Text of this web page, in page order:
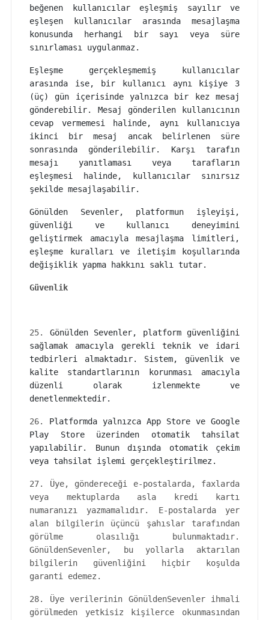
beğenen kullanıcılar eşleşmiş sayılır ve
eşleşen kullanıcılar arasında mesajlaşma
konusunda herhangi bir sayı veya süre
sınırlaması uygulanmaz.
Eşleşme gerçekleşmemiş kullanıcılar
arasında ise, bir kullanıcı aynı kişiye 3
(üç) gün içerisinde yalnızca bir kez mesaj
gönderebilir. Mesaj gönderilen kullanıcının
cevap vermemesi halinde, aynı kullanıcıya
ikinci bir mesaj ancak belirlenen süre
sonrasında gönderilebilir. Karşı tarafın
mesajı yanıtlaması veya tarafların
eşleşmesi halinde, kullanıcılar sınırsız
şekilde mesajlaşabilir.
Gönülden Sevenler, platformun işleyişi,
güvenliği ve kullanıcı deneyimini
geliştirmek amacıyla mesajlaşma limitleri,
eşleşme kuralları ve iletişim koşullarında
değişiklik yapma hakkını saklı tutar.
Güvenlik
25. Gönülden Sevenler, platform güvenliğini
sağlamak amacıyla gerekli teknik ve idari
tedbirleri almaktadır. Sistem, güvenlik ve
kalite standartlarının korunması amacıyla
düzenli olarak izlenmekte ve
denetlenmektedir.
26. Platformda yalnızca App Store ve Google
Play Store üzerinden otomatik tahsilat
yapılabilir. Bunun dışında otomatik çekim
veya tahsilat işlemi gerçekleştirilmez.
27. Üye, göndereceği e-postalarda, faxlarda
veya mektuplarda asla kredi kartı
numaranızı yazmamalıdır. E-postalarda yer
alan bilgilerin üçüncü şahıslar tarafından
görülme olasılığı bulunmaktadır.
GönüldenSevenler, bu yollarla aktarılan
bilgilerin güvenliğini hiçbir koşulda
garanti edemez.
28. Üye verilerinin GönüldenSevenler ihmali
görülmeden yetkisiz kişilerce okunmasından